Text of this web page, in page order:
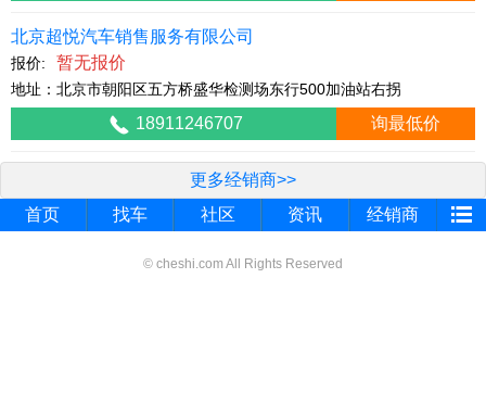
北京超悦汽车销售服务有限公司
报价: 暂无报价
地址：北京市朝阳区五方桥盛华检测场东行500加油站右拐
18911246707 询最低价
更多经销商>>
首页
找车 社区 资讯 经销商
© cheshi.com All Rights Reserved